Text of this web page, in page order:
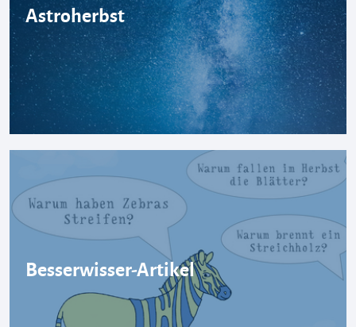
Astroherbst
Besserwisser-Artikel